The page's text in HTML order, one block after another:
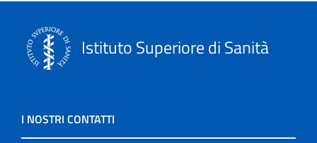
Istituto Superiore di Sanità
I NOSTRI CONTATTI